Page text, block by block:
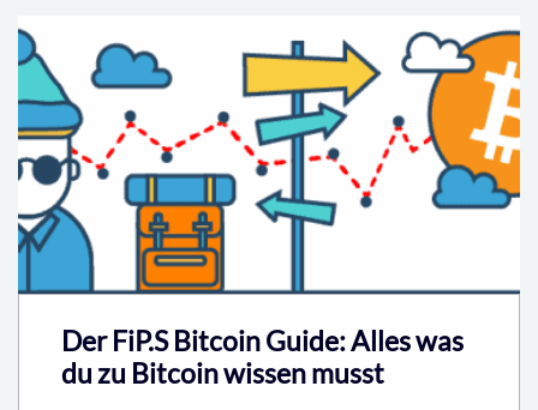
Der FiP.S Bitcoin Guide: Alles was
du zu Bitcoin wissen musst